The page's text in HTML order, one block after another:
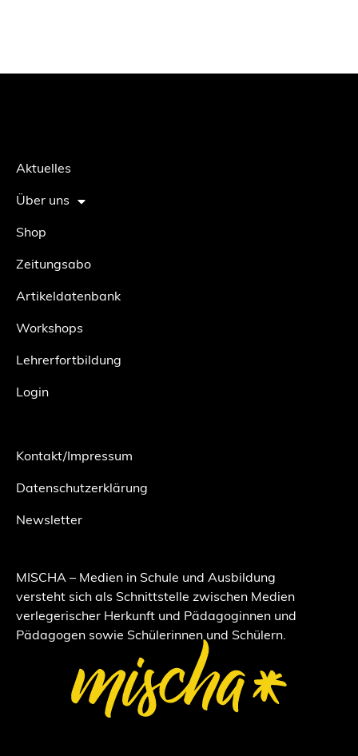
Aktuelles
Über uns
Shop
Zeitungsabo
Artikeldatenbank
Workshops
Lehrerfortbildung
Login
Kontakt/Impressum
Datenschutzerklärung
Newsletter
MISCHA – Medien in Schule und Ausbildung
versteht sich als Schnittstelle zwischen Medien
verlegerischer Herkunft und Pädagoginnen und
Pädagogen sowie Schülerinnen und Schülern.